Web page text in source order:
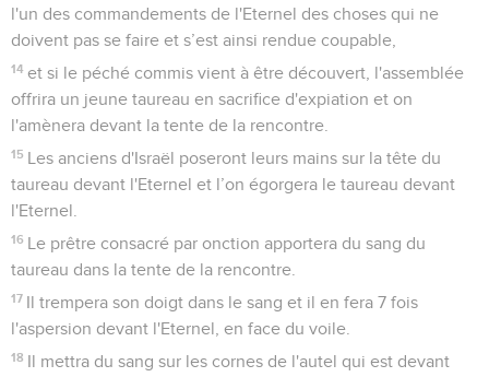
l'un des commandements de l'Eternel des choses qui ne
doivent pas se faire et s’est ainsi rendue coupable,
14 et si le péché commis vient à être découvert, l'assemblée
offrira un jeune taureau en sacrifice d'expiation et on
l'amènera devant la tente de la rencontre.
15 Les anciens d'Israël poseront leurs mains sur la tête du
taureau devant l'Eternel et l’on égorgera le taureau devant
l'Eternel.
16 Le prêtre consacré par onction apportera du sang du
taureau dans la tente de la rencontre.
17 Il trempera son doigt dans le sang et il en fera 7 fois
l'aspersion devant l'Eternel, en face du voile.
18 Il mettra du sang sur les cornes de l'autel qui est devant